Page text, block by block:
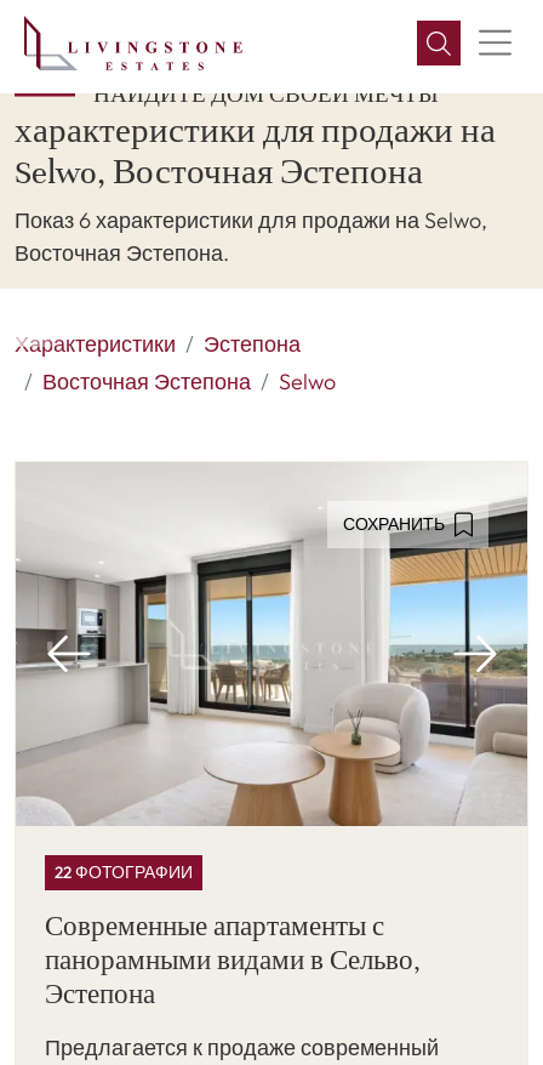
НАЙДИТЕ ДОМ СВОЕЙ МЕЧТЫ
характеристики для продажи на
Selwo, Восточная Эстепона
Показ 6 характеристики для продажи на Selwo,
Восточная Эстепона.
Характеристики
Эстепона
Восточная Эстепона
Selwo
СОХРАНИТЬ
22 ФОТОГРАФИИ
Современные апартаменты с
панорамными видами в Сельво,
Эстепона
Предлагается к продаже современный